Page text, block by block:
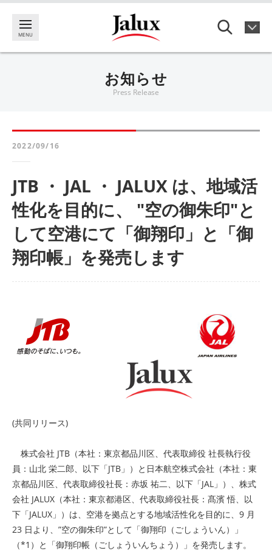
お知らせ
Press Release
2022/09/16
JTB ・ JAL ・ JALUX は、地域活
性化を目的に、 "空の御朱印"と
して空港にて「御翔印」と「御
翔印帳」を発売します
(共同リリース)
株式会社 JTB（本社：東京都品川区、代表取締役 社長執行役
員：山北 栄二郎、以下「JTB」）と日本航空株式会社（本社：東
京都品川区、代表取締役社長：赤坂 祐二、以下「JAL」）、株式
会社 JALUX（本社：東京都港区、代表取締役社長：髙濱 悟、以
下「JALUX」）は、空港を拠点とする地域活性化を目的に、9 月
23 日より、”空の御朱印”として「御翔印（ごしょういん）」
（*1）と「御翔印帳（ごしょういんちょう）」を発売します。